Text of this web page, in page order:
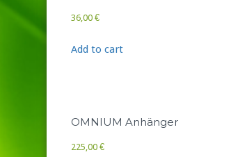
36,00 €
Add to cart
OMNIUM Anhänger
225,00 €